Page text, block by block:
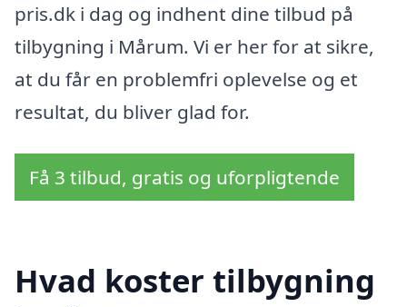
pris.dk i dag og indhent dine tilbud på
tilbygning i Mårum. Vi er her for at sikre,
at du får en problemfri oplevelse og et
resultat, du bliver glad for.
Få 3 tilbud, gratis og uforpligtende
Hvad koster tilbygning